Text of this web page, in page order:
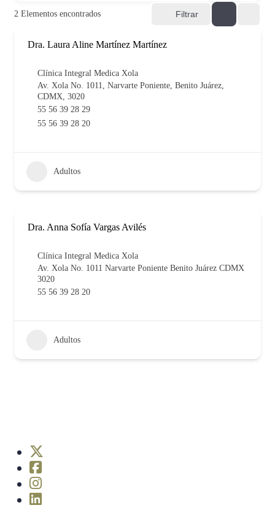
2 Elementos encontrados Filtrar
Dra. Laura Aline Martínez Martínez
Clínica Integral Medica Xola
Av. Xola No. 1011, Narvarte Poniente, Benito Juárez,
CDMX, 3020
55 56 39 28 29
55 56 39 28 20
Adultos
Dra. Anna Sofía Vargas Avilés
Clínica Integral Medica Xola
Av. Xola No. 1011 Narvarte Poniente Benito Juárez CDMX
3020
55 56 39 28 20
Adultos